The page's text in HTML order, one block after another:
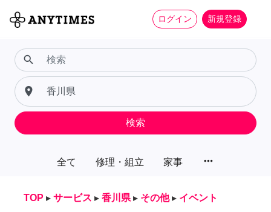
ログイン 新規登録
全て 修理・組立 家事 more_horiz
search
place
検索
TOP ▸ サービス ▸ 香川県 ▸ その他 ▸ イベント